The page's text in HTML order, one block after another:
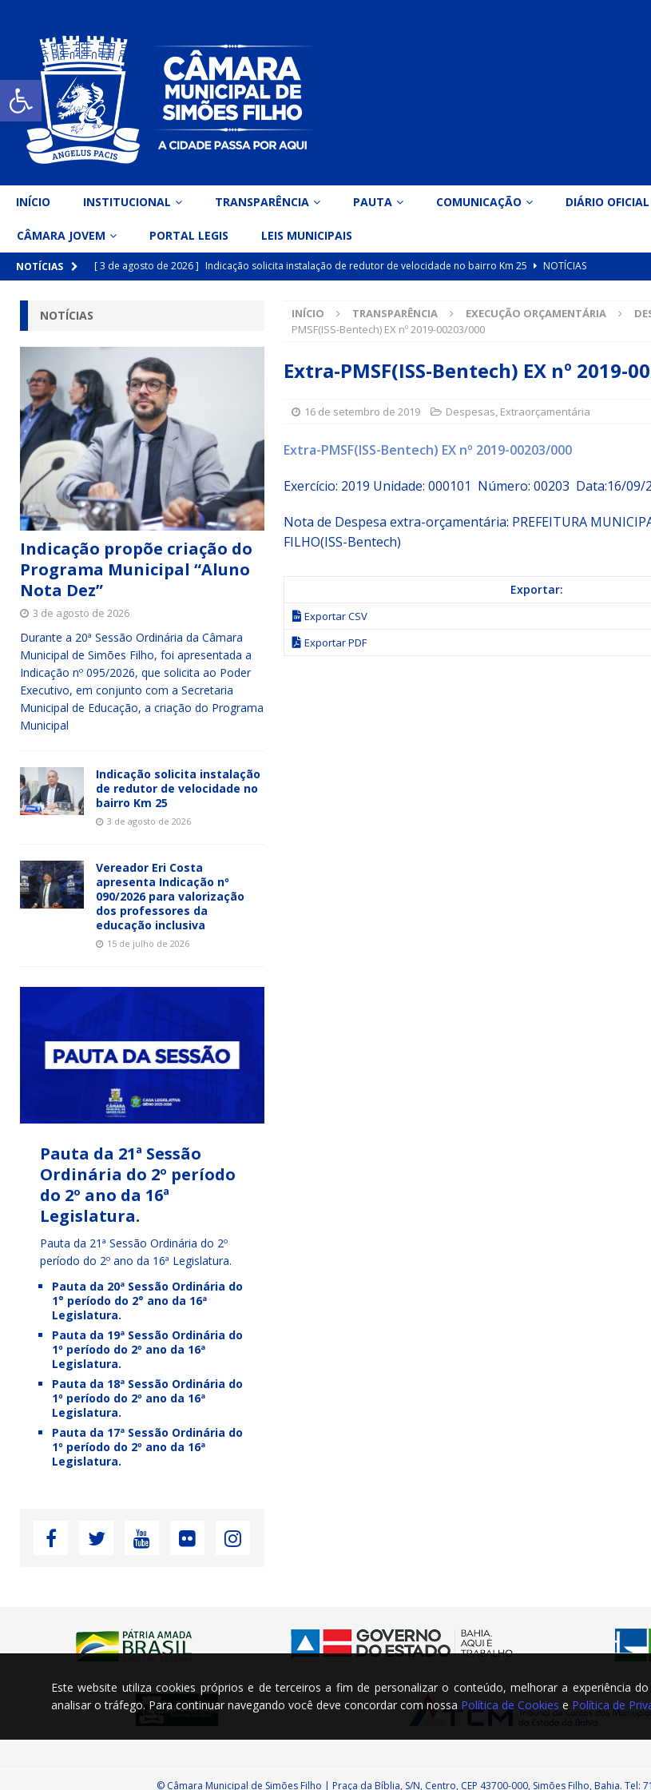
Open toolbar
INÍCIO INSTITUCIONAL TRANSPARÊNCIA PAUTA COMUNICAÇÃO DIÁRIO OFICIAL
CÂMARA JOVEM PORTAL LEGIS LEIS MUNICIPAIS
NOTÍCIAS [ 3 de agosto de 2026 ] Indicação solicita instalação de redutor de velocidade no bairro Km 25
NOTÍCIAS
[ 15 de julho de 2026 ] Vereador Belo Gazineu apresenta Indicação nº 089/2026 para implantação de ginásio de esportes
Simões Filho I
DESTAQUE
[ 15 de julho de 2026 ]
DESTAQUE
[ 3 de agosto de 2026 ] Indicação propõe criação do Programa Municipal “Aluno Nota Dez” NOTÍCIAS
INÍCIO TRANSPARÊNCIA EXECUÇÃO ORÇAMENTÁRIA
PMSF(ISS-Bentech) EX nº 2019-00203/000
Extra-PMSF(ISS-Bentech) EX nº 2019-
16 de setembro de 2019 Despesas, Extraorçamentária
Extra-PMSF(ISS-Bentech) EX nº 2019-00203/000
Exercício: 2019 Unidade: 000101 Número: 00203 Data:16/09/
Nota de Despesa extra-orçamentária: PREFEITURA
FILHO(ISS-Bentech)
Exportar:
Exportar CSV
Exportar PDF
NOTÍCIAS
Indicação propõe criação do
Programa Municipal “Aluno
Nota Dez”
3 de agosto de 2026
Durante a 20ª Sessão Ordinária da Câmara
Municipal de Simões Filho, foi apresentada a
Indicação nº 095/2026, que solicita ao Poder
Executivo, em conjunto com a Secretaria
Municipal de Educação, a criação do Programa
Municipal
Indicação solicita instalação
de redutor de velocidade no
bairro Km 25
3 de agosto de 2026
Vereador Eri Costa
apresenta Indicação nº
090/2026 para valorização
dos professores da
educação inclusiva
15 de julho de 2026
Pauta da 21ª Sessão
Ordinária do 2º período
do 2º ano da 16ª
Legislatura.
Pauta da 21ª Sessão Ordinária do 2º
período do 2º ano da 16ª Legislatura.
Pauta da 20ª Sessão Ordinária do
1° período do 2° ano da 16ª
Legislatura.
Pauta da 19ª Sessão Ordinária do
1º período do 2º ano da 16ª
Legislatura.
Pauta da 18ª Sessão Ordinária do
1º período do 2º ano da 16ª
Legislatura.
Pauta da 17ª Sessão Ordinária do
1º período do 2º ano da 16ª
Legislatura.
© Câmara Municipal de Simões Filho | Praça da Bíblia, S/N, Centro, CEP 43700-000, Simões Filho, Bahia.
Este website utiliza cookies próprios e de terceiros a fim de personalizar o conteúdo, melhorar a experiência
analisar o tráfego. Para continuar navegando você deve concordar com nossa Política de Cookies e Política de